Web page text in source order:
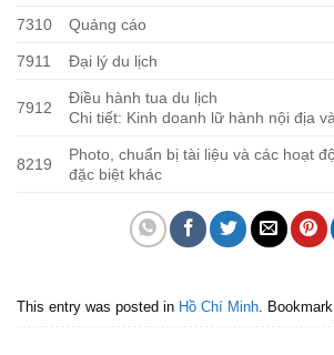
7310 Quảng cáo
7911 Đại lý du lịch
7912
Điều hành tua du lịch
Chi tiết: Kinh doanh lữ hành nội địa
8219
Photo, chuẩn bị tài liệu và các hoạt
đặc biệt khác
This entry was posted in Hồ Chí Minh .